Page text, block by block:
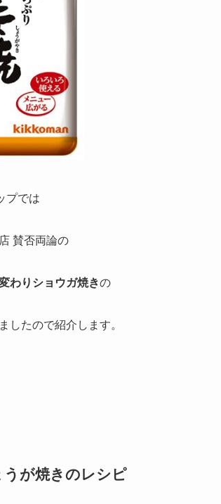
プでは
賛否両論の
わりショウガ焼きの
したので紹介します。
うが焼きのレシピ